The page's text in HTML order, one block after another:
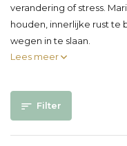
verandering of stress.
houden, innerlijke rust te
wegen in te slaan.
Lees meer
Filter